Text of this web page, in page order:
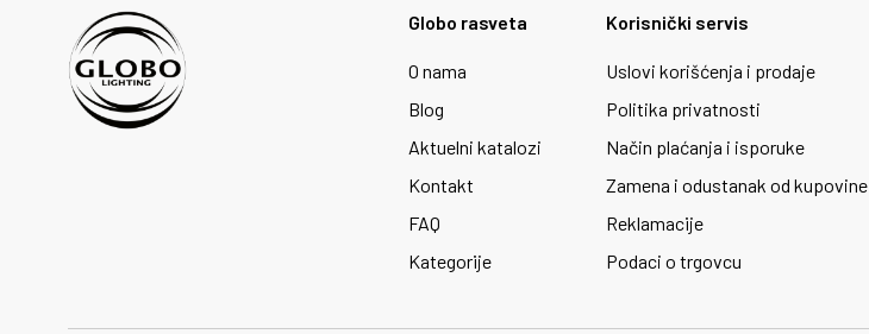
Globo rasveta
O nama
Blog
Aktuelni katalozi
Kontakt
FAQ
Kategorije
Korisnički servis
Uslovi korišćenja i prodaje
Politika privatnosti
Način plaćanja i isporuke
Zamena i odustanak od kupovine
Reklamacije
Podaci o trgovcu